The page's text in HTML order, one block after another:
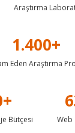
Araştırma
1.400+
Eden Araştırma
Bütçesi Web